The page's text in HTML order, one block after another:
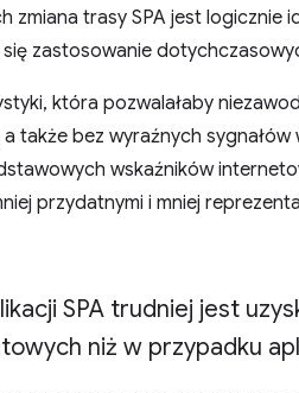
zmiana trasy SPA jest logicznie
zastosowanie
która pozwalałaby
a także bez wyraźnych
wskaźników
przydatnymi i mniej
SPA trudniej jest
niż w przypadku